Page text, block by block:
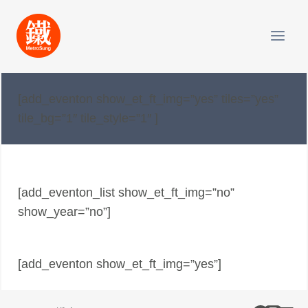
content
[add_eventon show_et_ft_img=”yes” tiles=”yes”
tile_bg=”1″ tile_style=”1″ ]
[add_eventon_list show_et_ft_img=”no”
show_year=”no”]
[add_eventon show_et_ft_img=”yes”]